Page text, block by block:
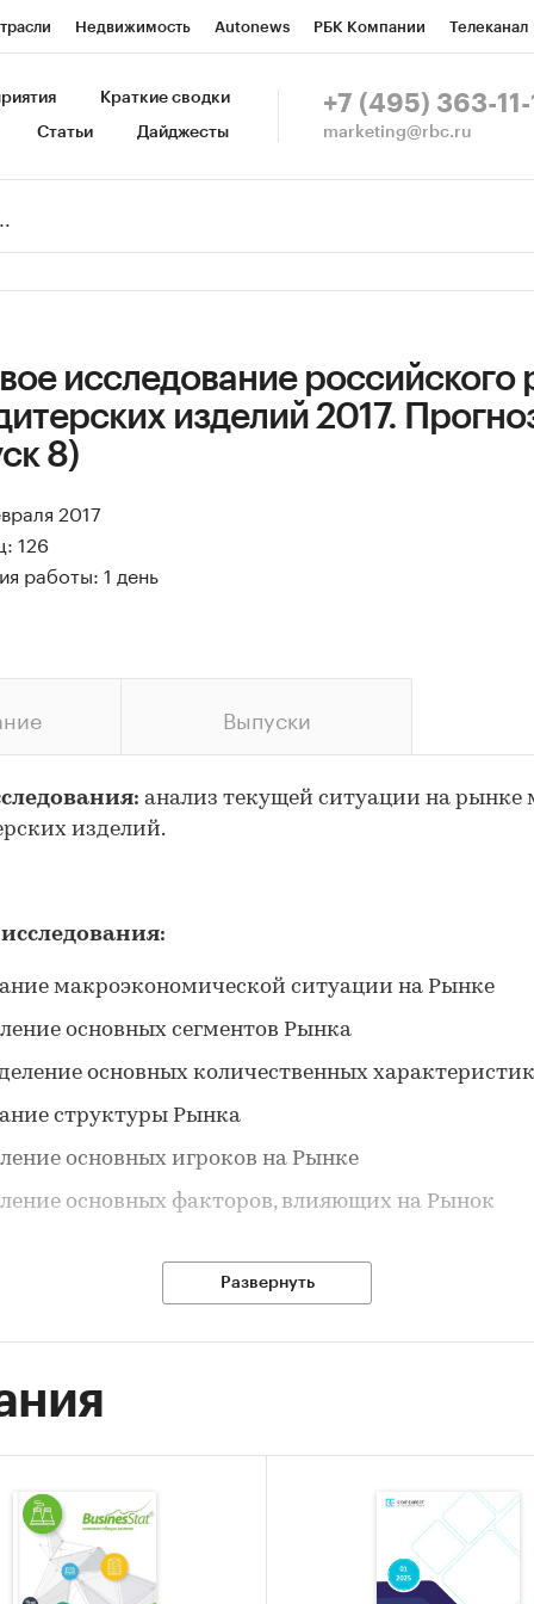
Недвижимость Autonews РБК Компании Телеканал
Спецпроекты СПб Конференции СПб Спецпроекты
Краткие сводки
Статьи Дайджесты
+7 (495) 363-11-
marketing@rbc.ru
исследование российского
изделий 2017.
8)
2017
126
работы: 1 день
Выпуски
анализ текущей ситуации на рынке
изделий.
макроэкономической ситуации на Рынке
основных сегментов Рынка
основных количественных
структуры Рынка
основных игроков на Рынке
основных факторов, влияющих на Рынок
типа исследования:
исследования, направленного на поиск и
содержащихся в открытых источниках
из исследования:
момент благодаря тенденции к
Развернуть